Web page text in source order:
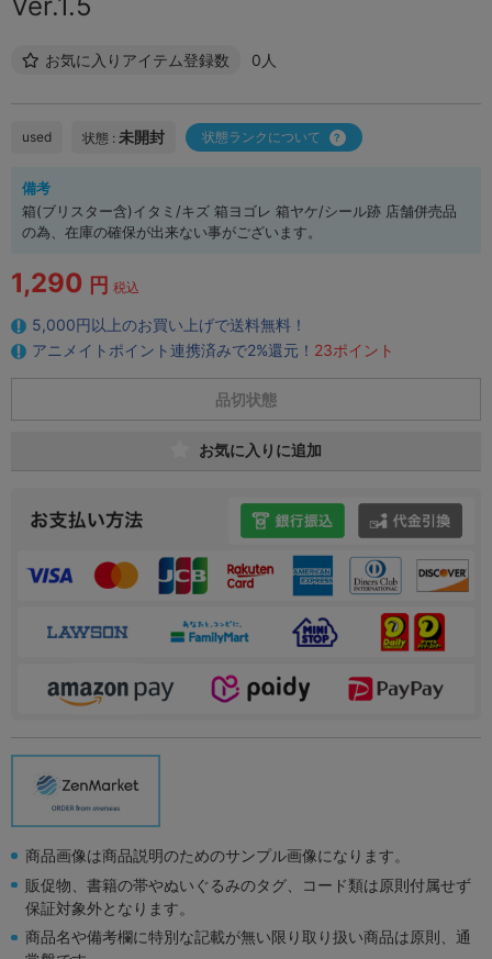
Ver.1.5
お気に入りアイテム登録数 0人
used 状態 : 未開封 状態ランクについて
備考
箱(ブリスター含)イタミ/キズ 箱ヨゴレ 箱ヤケ/シール跡 店舗併売品
の為、在庫の確保が出来ない事がございます。
1,290 円 税込
5,000円以上のお買い上げで送料無料！
アニメイトポイント連携済みで2%還元！ 23ポイント
品切状態
お気に入りに追加
商品画像は商品説明のためのサンプル画像になります。
販促物、書籍の帯やぬいぐるみのタグ、コード類は原則付属せず
保証対象外となります。
商品名や備考欄に特別な記載が無い限り取り扱い商品は原則、通